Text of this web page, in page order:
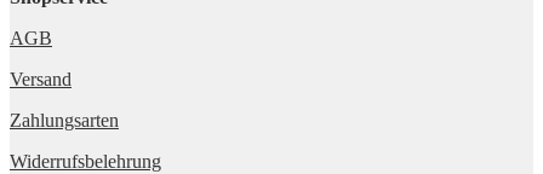
AGB
Versand
Zahlungsarten
Widerrufsbelehrung